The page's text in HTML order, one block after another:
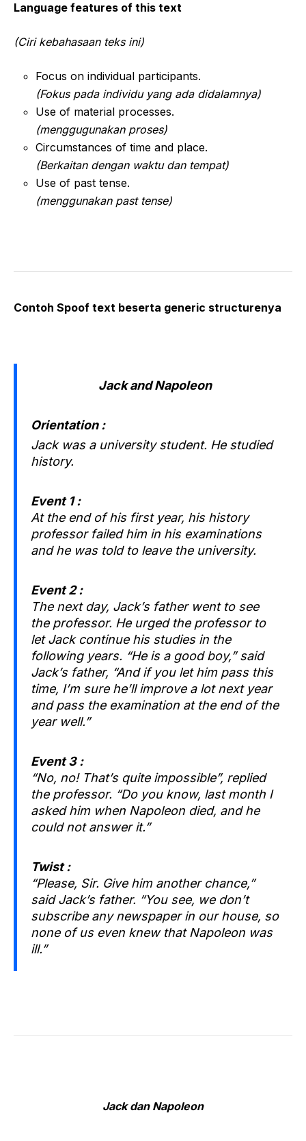
Language features of this text
(Ciri kebahasaan teks ini)
Focus on individual participants.
(Fokus pada individu yang ada didalamnya)
Use of material processes.
(menggugunakan proses)
Circumstances of time and place.
(Berkaitan dengan waktu dan tempat)
Use of past tense.
(menggunakan past tense)
Contoh Spoof text beserta generic structurenya
Jack and Napoleon
Orientation :
Jack was a university student. He studied
history.
Event 1 :
At the end of his first year, his history
professor failed him in his examinations
and he was told to leave the university.
Event 2 :
The next day, Jack’s father went to see
the professor. He urged the professor to
let Jack continue his studies in the
following years. “He is a good boy,” said
Jack’s father, “And if you let him pass this
time, I’m sure he’ll improve a lot next year
and pass the examination at the end of the
year well.”
Event 3 :
“No, no! That’s quite impossible”, replied
the professor. “Do you know, last month I
asked him when Napoleon died, and he
could not answer it.”
Twist :
“Please, Sir. Give him another chance,”
said Jack’s father. “You see, we don’t
subscribe any newspaper in our house, so
none of us even knew that Napoleon was
ill.”
Jack dan Napoleon